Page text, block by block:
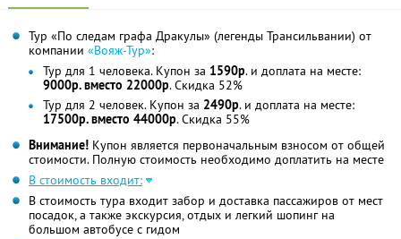
Тур «По следам графа Дракулы» (легенды Трансильвании) от
компании «Вояж-Тур»:
Тур для 1 человека. Купон за 1590р. и доплата на месте:
9000р. вместо 22000р. Скидка 52%
Тур для 2 человек. Купон за 2490р. и доплата на месте:
17500р. вместо 44000р. Скидка 55%
Внимание! Купон является первоначальным взносом от общей
стоимости. Полную стоимость необходимо доплатить на месте
В стоимость входит:
В стоимость тура входит забор и доставка пассажиров от мест
посадок, а также экскурсия, отдых и легкий шопинг на
большом автобусе с гидом